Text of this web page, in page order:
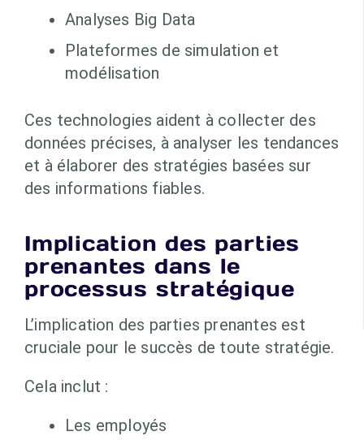
Analyses Big Data
Plateformes de simulation et
modélisation
Ces technologies aident à collecter des
données précises, à analyser les tendances
et à élaborer des stratégies basées sur
des informations fiables.
Implication des parties
prenantes dans le
processus stratégique
L’implication des parties prenantes est
cruciale pour le succès de toute stratégie.
Cela inclut :
Les employés